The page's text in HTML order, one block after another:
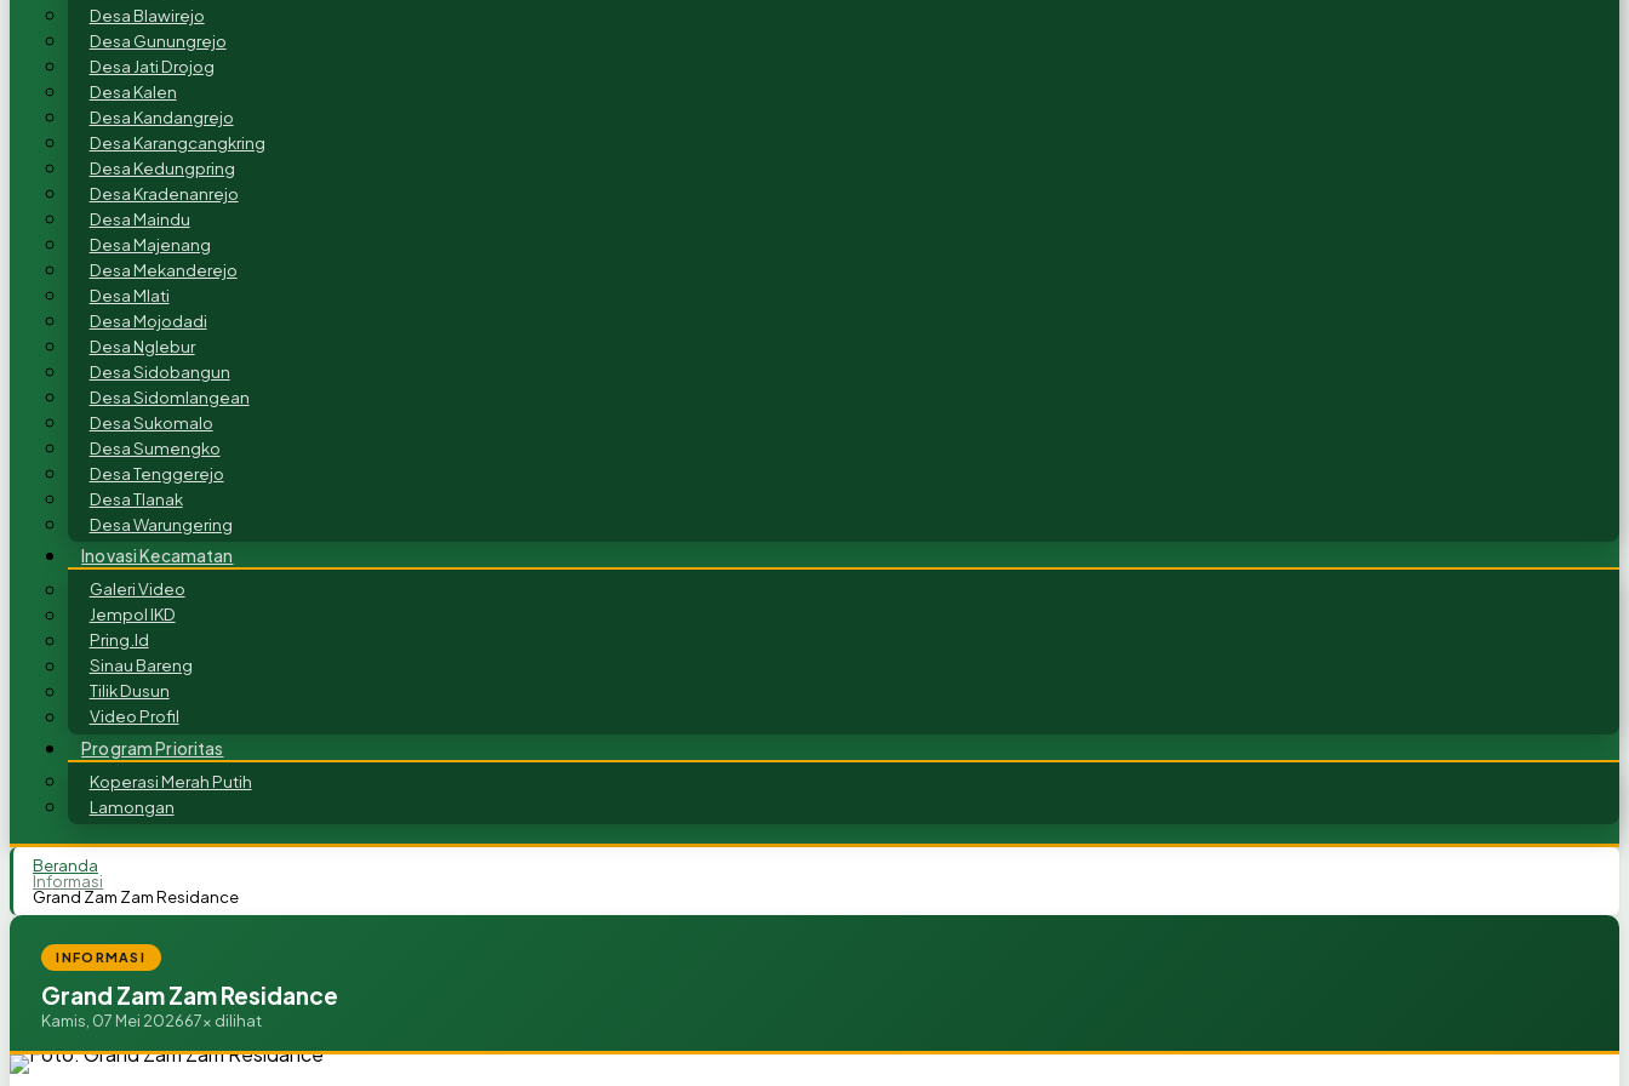
Desa Blawirejo
Desa Gunungrejo
Desa Jati Drojog
Desa Kalen
Desa Kandangrejo
Desa Karangcangkring
Desa Kedungpring
Desa Kradenanrejo
Desa Maindu
Desa Majenang
Desa Mekanderejo
Desa Mlati
Desa Mojodadi
Desa Nglebur
Desa Sidobangun
Desa Sidomlangean
Desa Sukomalo
Desa Sumengko
Desa Tenggerejo
Desa Tlanak
Desa Warungering
Inovasi Kecamatan
Galeri Video
Jempol IKD
Pring.Id
Sinau Bareng
Tilik Dusun
Video Profil
Program Prioritas
Koperasi Merah Putih
Lamongan
Beranda
Informasi
Grand Zam Zam Residance
INFORMASI
Grand Zam Zam Residance
Kamis, 07 Mei 202667x dilihat